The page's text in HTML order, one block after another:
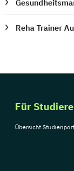
Reha Trainer
Für
Übersicht